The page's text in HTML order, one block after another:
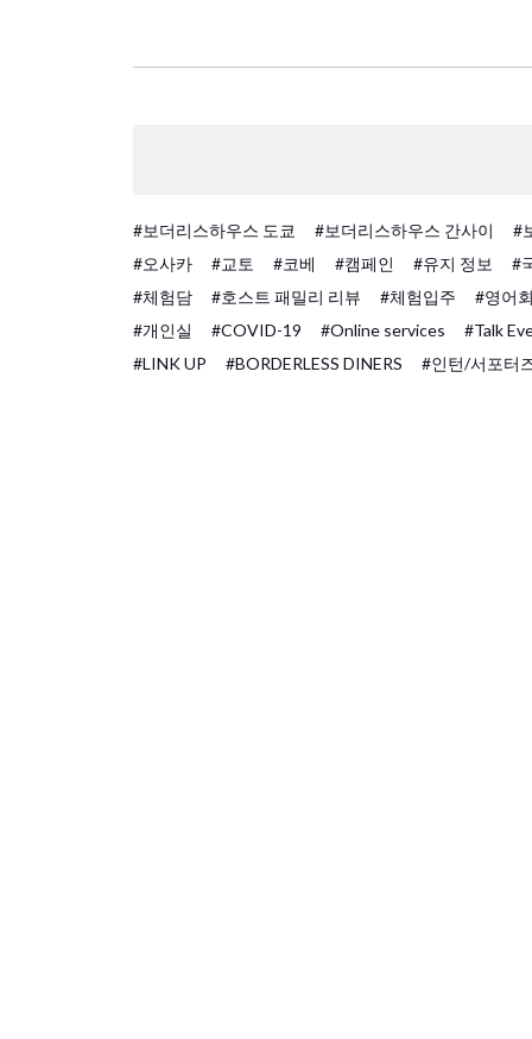
#보더리스하우스 도쿄 #보더리스하우스 간사이
#
#오사카
#교토 #코베 #캠페인 #유지 정보
#
#체험담
#호스트 패밀리 리뷰 #체험입주
#영어
#개인실
#COVID-19 #Online services
#Talk
#LINK UP
#BORDERLESS DINERS #인턴/서포터